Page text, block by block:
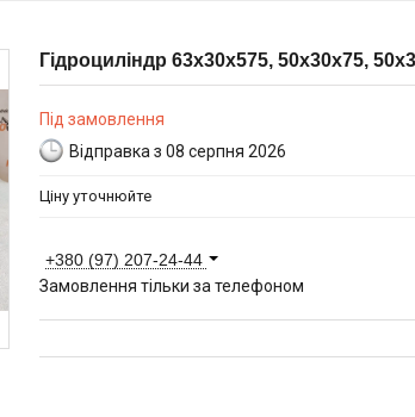
Гідроциліндр 63х30х575, 50х30х75,
Під замовлення
Відправка з 08 серпня 2026
Ціну уточнюйте
+380 (97) 207-24-44
Замовлення тільки за телефоном